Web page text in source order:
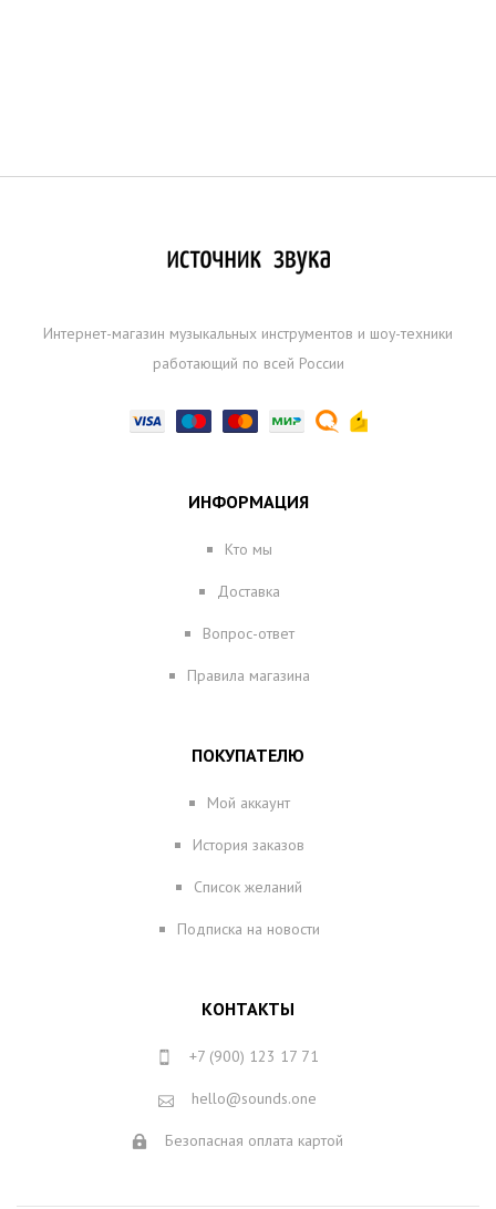
Интернет-магазин музыкальных инструментов и шоу-техники
работающий по всей России
ИНФОРМАЦИЯ
Кто мы
Доставка
Вопрос-ответ
Правила магазина
ПОКУПАТЕЛЮ
Мой аккаунт
История заказов
Список желаний
Подписка на новости
КОНТАКТЫ
+7 (900) 123 17 71
hello@sounds.one
Безопасная оплата картой